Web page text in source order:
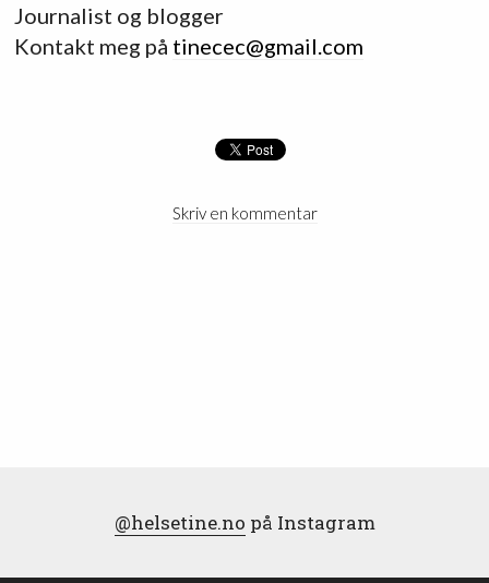
Journalist og blogger
Kontakt meg på tinecec@gmail.com
Skriv en kommentar
@helsetine.no på Instagram